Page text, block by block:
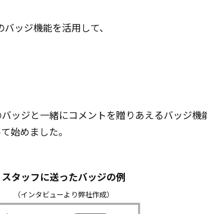
ッジ機能を活用して、
ッジと一緒にコメントを贈りあえるバッジ
始めました。
スタッフに送ったバッジの例
（インタビューより弊社作成）